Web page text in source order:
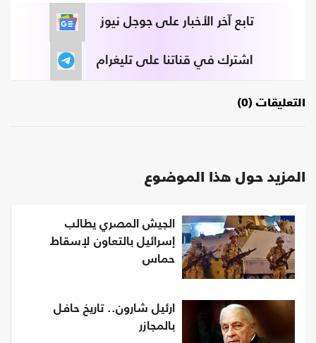
تابع آخر الأخبار على جوجل نيوز
اشترك في قناتنا على تليغرام
التعليقات (0)
المزيد حول هذا الموضوع
الجيش المصري يطالب
إسرائيل بالتعاون لإسقاط
حماس
ارئيل شارون.. تاريخ حافل
بالمجازر